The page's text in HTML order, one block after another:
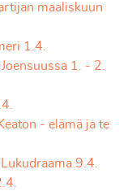
maaliskuun
1.4.
1. - 2.
- elämä ja te
9.4.